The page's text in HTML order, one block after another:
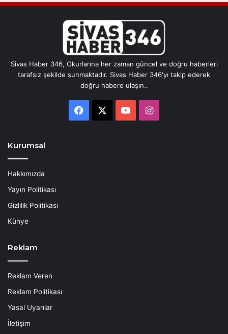
Sivas Haber 346, Okurlarına her zaman güncel ve doğru haberleri
tarafsız şekilde sunmaktadır. Sivas Haber 346'yı takip ederek
doğru habere ulaşın..
Facebook YouTubeInstagram
Kurumsal
Hakkımızda
Yayın Politikası
Gizlilik Politikası
Künye
Reklam
Reklam Veren
Reklam Politikası
Yasal Uyarılar
İletişim